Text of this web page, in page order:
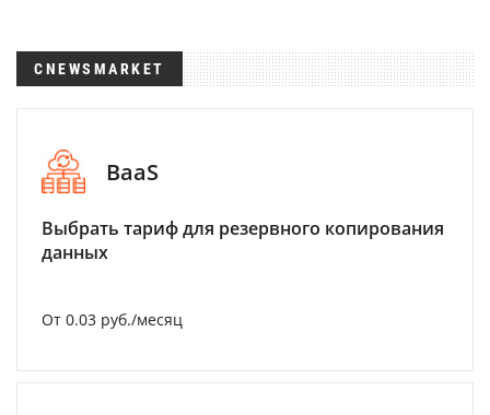
CNEWSMARKET
BaaS
Выбрать тариф для резервного копирования
данных
От 0.03 руб./месяц